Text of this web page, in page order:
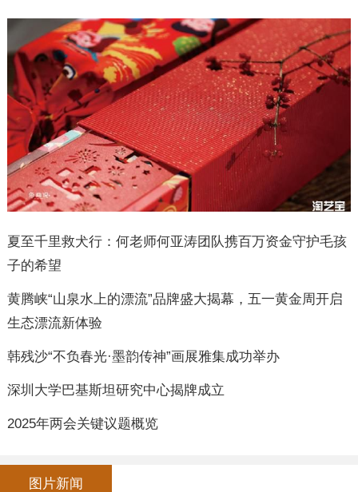
夏至千里救犬行：何老师何亚涛团队携百万资金守护毛孩
子的希望
黄腾峡“山泉水上的漂流”品牌盛大揭幕，五一黄金周开启
生态漂流新体验
韩残沙“不负春光·墨韵传神”画展雅集成功举办
深圳大学巴基斯坦研究中心揭牌成立
2025年两会关键议题概览
图片新闻